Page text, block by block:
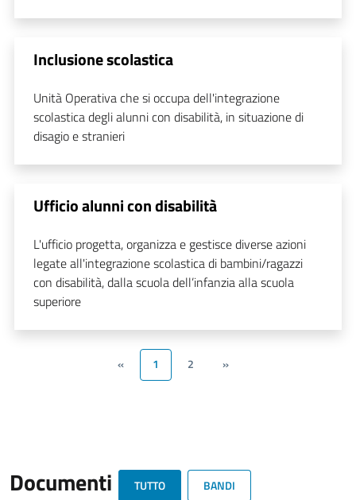
Inclusione scolastica
Unità Operativa che si occupa dell'integrazione
scolastica degli alunni con disabilità, in situazione di
disagio e stranieri
Ufficio alunni con disabilità
L'ufficio progetta, organizza e gestisce diverse azioni
legate all'integrazione scolastica di bambini/ragazzi
con disabilità, dalla scuola dell’infanzia alla scuola
superiore
« 1 2 »
Documenti TUTTO
BANDI